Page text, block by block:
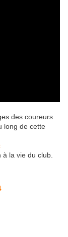
des coureurs
long de cette
la vie du club.